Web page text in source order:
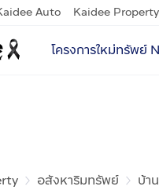
Auto Kaidee Property
โครงการใหม่ทรัพย์
อสังหาริมทรัพย์ บ้าน